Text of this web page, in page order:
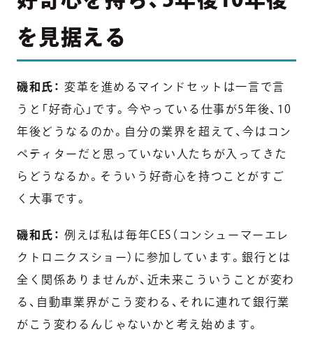
を見据える
磯和氏：
変革を進めるマインドセットは一言で言
うと「好奇心」です。今やっている仕事が5年後、10
年後どうなるのか。自分の業界を超えて、今はコン
ペティターだと思っていない人たちが入ってきた
らどうなるか。そういう好奇心を持つことがすご
く大事です。
磯和氏： 例えば私は毎年CES（コンシューマーエレ
クトロニクスショー）に参加しています。銀行とは
全く関係ありませんが、近未来こういうことが変わ
る、自動車業界がこう変わる、それに連れて銀行業
がこう変わるんじゃないかと考え始めます。